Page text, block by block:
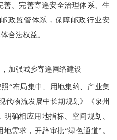
善。完善寄递安全治理体系、生
政监管体系，保障邮政行业安
合法权益。
加强城乡寄递网络建设
“布局集中、用地集约、产业集
代物流发展中长期规划》《泉州
确相应用地指标、空间规划、
地需求，开辟审批“绿色通道”。